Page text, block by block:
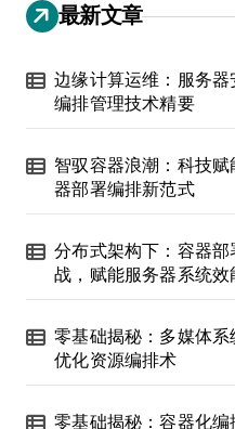
最新文章
边缘计算运维：服务
编排管理技术精要
智驭容器浪潮：科技
器部署编排新范式
分布式架构下：容器
战，赋能服务器系统效
零基础揭秘：多媒体
优化资源编排术
零基础揭秘：容器化